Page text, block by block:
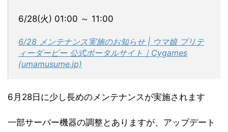
6/28(火) 01:00 ～ 11:00
6/28 メンテナンス実施のお知らせ | ウマ娘 プリテ
ィーダービー 公式ポータルサイト｜Cygames
(umamusume.jp)
6月28日に少し長めのメンテナンスが実施されます
一部サーバー機器の調整とありますが、アップデート